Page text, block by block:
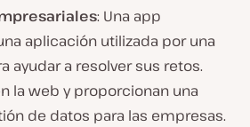
: Una app
aplicación utilizada por una
ayudar a resolver sus retos.
la web y proporcionan una
de datos para las empresas.